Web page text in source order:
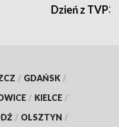
Dzień z TVP3
/ GDAŃSK /
/ KIELCE /
/ OLSZTYN /